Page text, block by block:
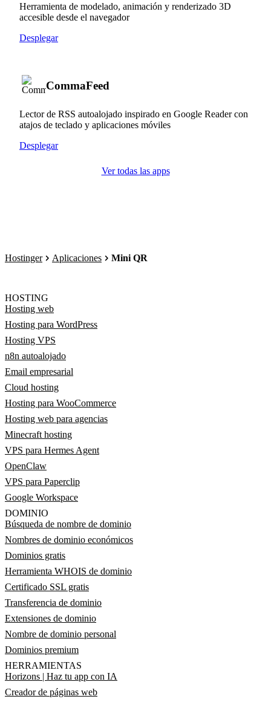
Herramienta de modelado, animación y renderizado 3D
accesible desde el navegador
Desplegar
CommaFeed
Lector de RSS autoalojado inspirado en Google Reader con
atajos de teclado y aplicaciones móviles
Desplegar
Ver todas las apps
Hostinger Aplicaciones Mini QR
HOSTING
Hosting web
Hosting para WordPress
Hosting VPS
n8n autoalojado
Email empresarial
Cloud hosting
Hosting para WooCommerce
Hosting web para agencias
Minecraft hosting
VPS para Hermes Agent
OpenClaw
VPS para Paperclip
Google Workspace
DOMINIO
Búsqueda de nombre de dominio
Nombres de dominio económicos
Dominios gratis
Herramienta WHOIS de dominio
Certificado SSL gratis
Transferencia de dominio
Extensiones de dominio
Nombre de dominio personal
Dominios premium
HERRAMIENTAS
Horizons | Haz tu app con IA
Creador de páginas web